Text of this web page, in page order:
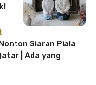
Siaran Piala
| Ada yang